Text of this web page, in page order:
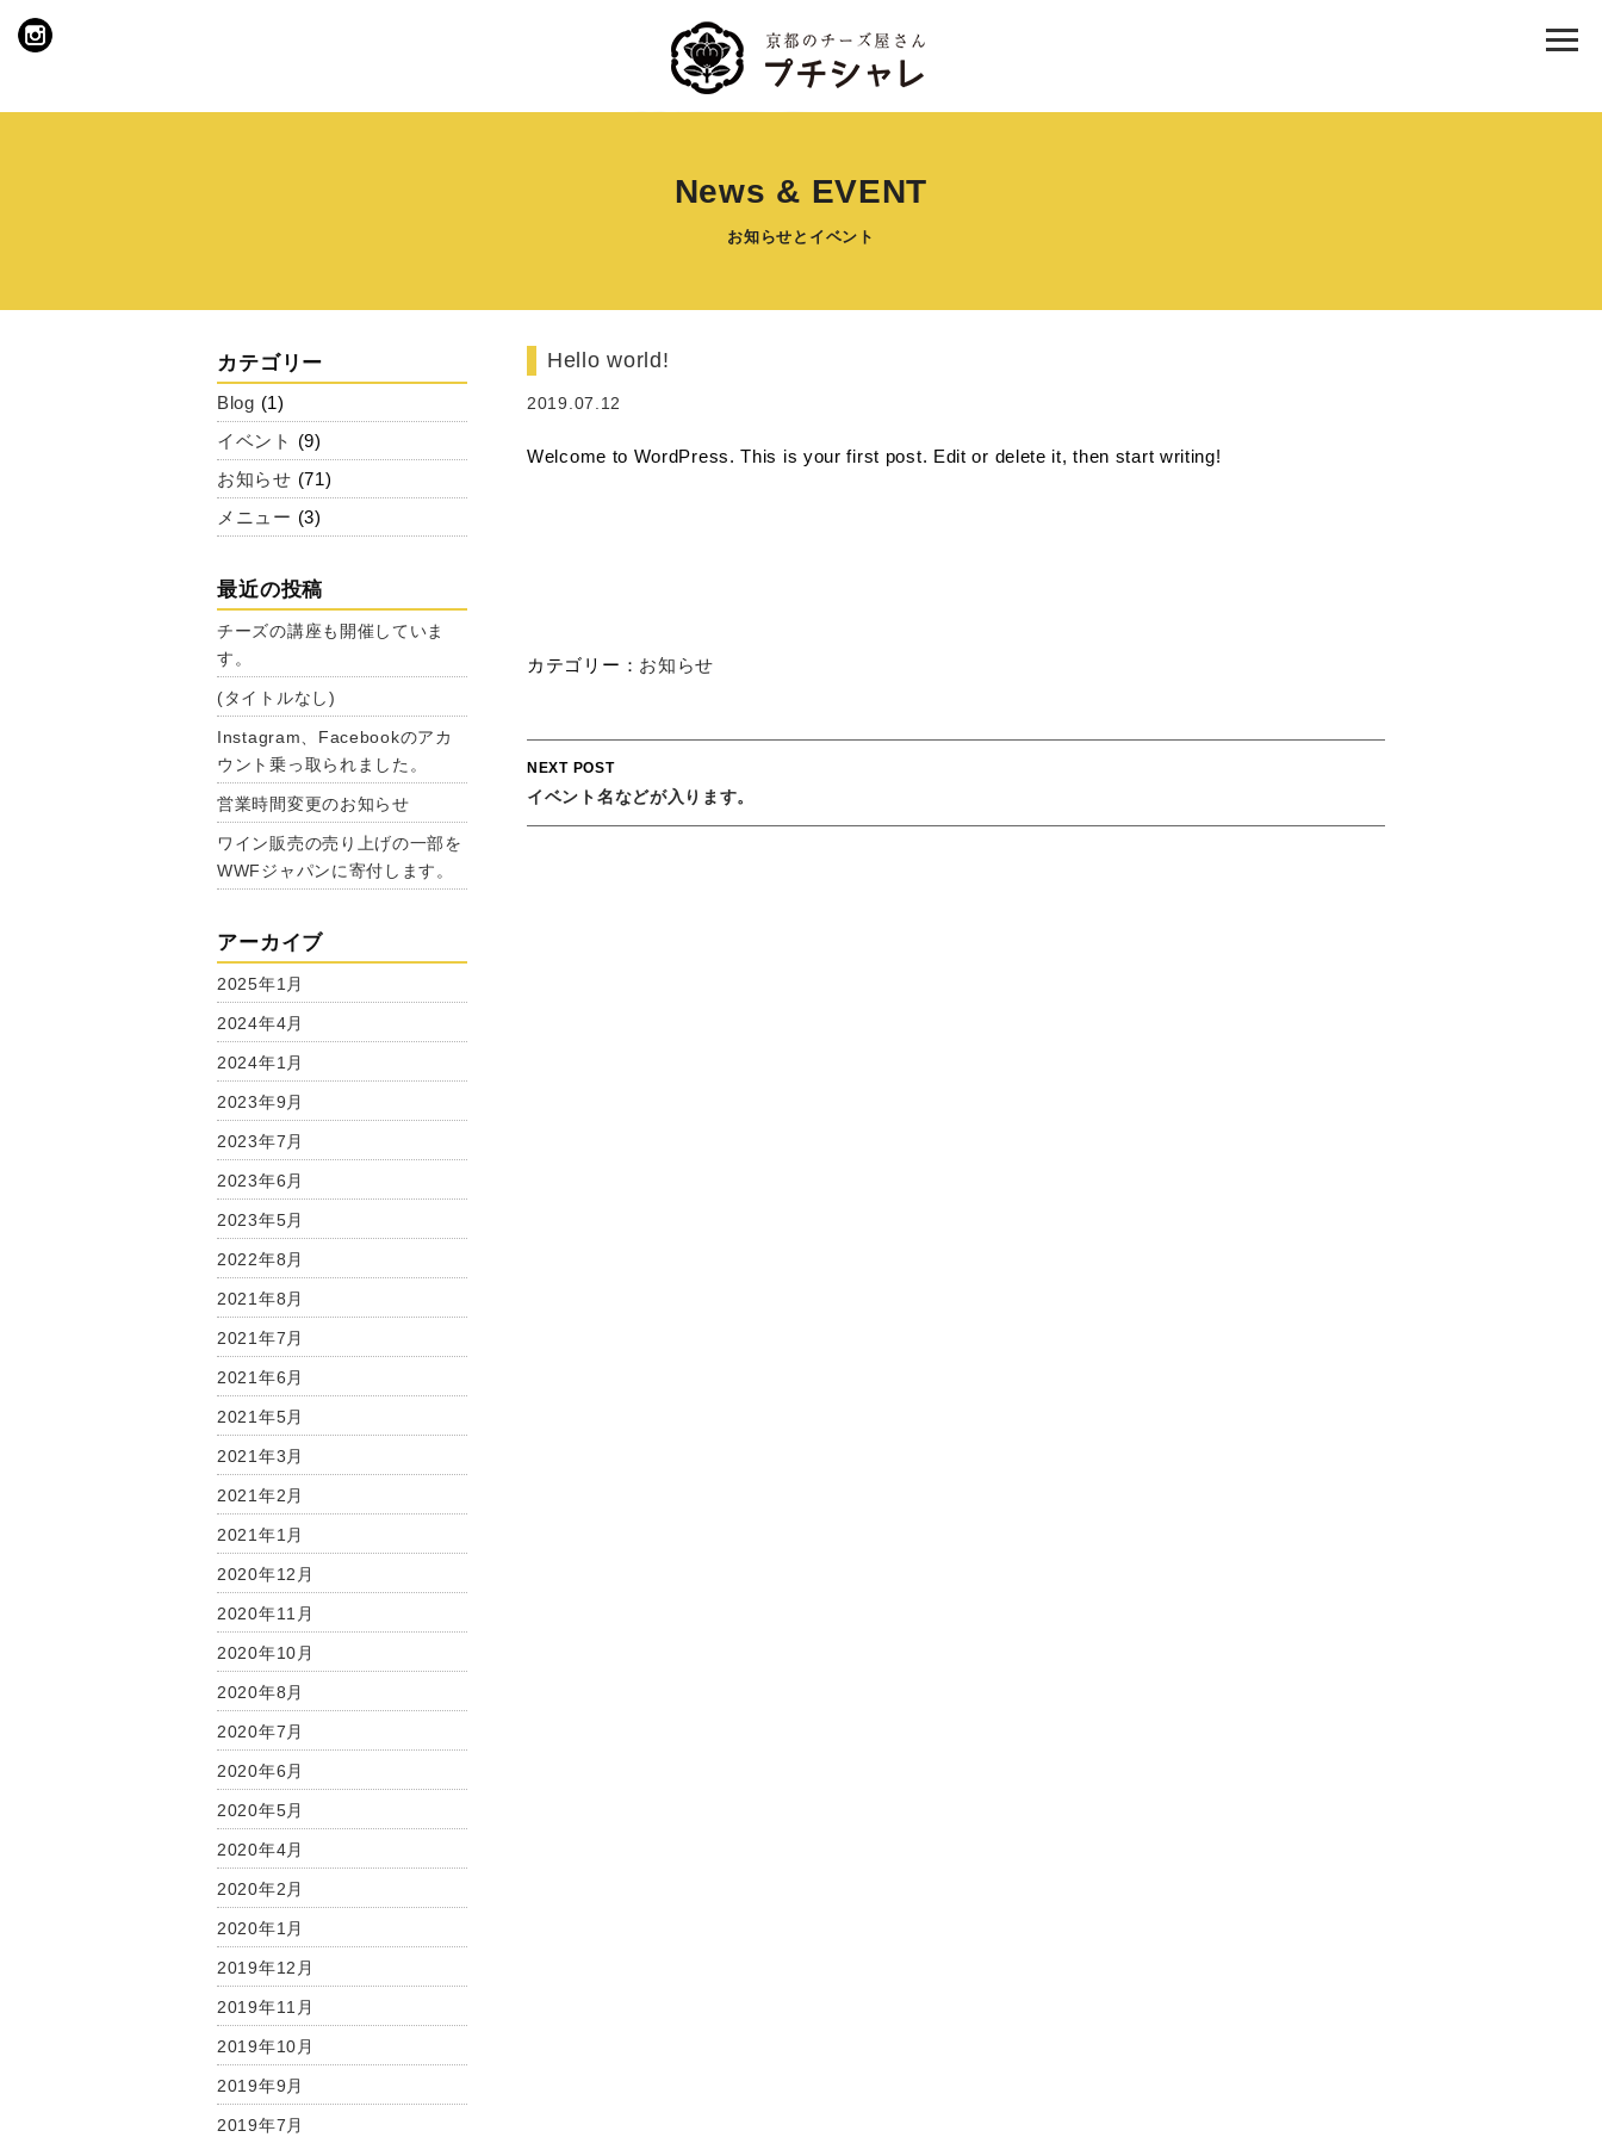
News & EVENT
お知らせとイベント
Hello world!
2019.07.12
Welcome to WordPress. This is your first post. Edit or delete it, then start writing!
カテゴリー： お知らせ
Post
navigation
NEXT POST
イベント名などが入ります。
カテゴリー
Blog (1)
イベント (9)
お知らせ (71)
メニュー (3)
最近の投稿
チーズの講座も開催していま
す。
(タイトルなし)
Instagram、Facebookのアカ
ウント乗っ取られました。
営業時間変更のお知らせ
ワイン販売の売り上げの一部を
WWFジャパンに寄付します。
アーカイブ
2025年1月
2024年4月
2024年1月
2023年9月
2023年7月
2023年6月
2023年5月
2022年8月
2021年8月
2021年7月
2021年6月
2021年5月
2021年3月
2021年2月
2021年1月
2020年12月
2020年11月
2020年10月
2020年8月
2020年7月
2020年6月
2020年5月
2020年4月
2020年2月
2020年1月
2019年12月
2019年11月
2019年10月
2019年9月
2019年7月